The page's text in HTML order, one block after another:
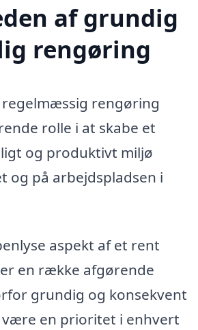
af grundig
rengøring
rengøring
rolle i at skabe et
og produktivt miljø
og på arbejdspladsen i
aspekt af et rent
en række afgørende
grundig og konsekvent
en prioritet i enhvert